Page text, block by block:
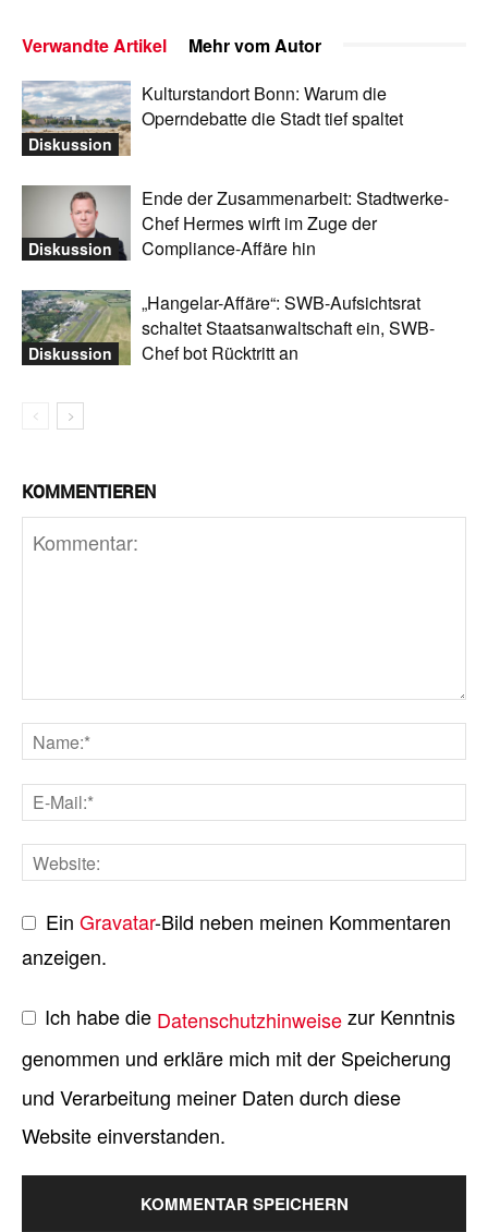
Verwandte Artikel Mehr vom Autor
Diskussion
Kulturstandort Bonn: Warum die
Operndebatte die Stadt tief spaltet
Diskussion
Ende der Zusammenarbeit: Stadtwerke-
Chef Hermes wirft im Zuge der
Compliance-Affäre hin
Diskussion
„Hangelar-Affäre“: SWB-Aufsichtsrat
schaltet Staatsanwaltschaft ein, SWB-
Chef bot Rücktritt an
KOMMENTIEREN
EinGravatar-Bild neben meinen Kommentaren
anzeigen.
Ich habe die Datenschutzhinweisezur Kenntnis
genommen und erkläre mich mit der Speicherung
und Verarbeitung meiner Daten durch diese
Website einverstanden.